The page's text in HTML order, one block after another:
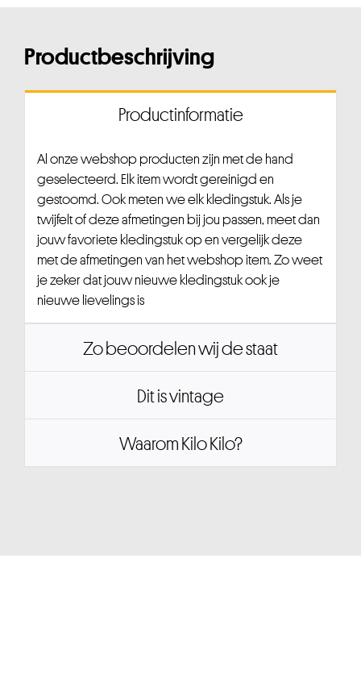
Productbeschrijving
Productinformatie
Al onze webshop producten zijn met de hand
geselecteerd. Elk item wordt gereinigd en
gestoomd. Ook meten we elk kledingstuk. Als je
twijfelt of deze afmetingen bij jou passen, meet dan
jouw favoriete kledingstuk op en vergelijk deze
met de afmetingen van het webshop item. Zo weet
je zeker dat jouw nieuwe kledingstuk ook je
nieuwe lievelings is
Zo beoordelen wij de staat
Dit is vintage
Waarom Kilo Kilo?